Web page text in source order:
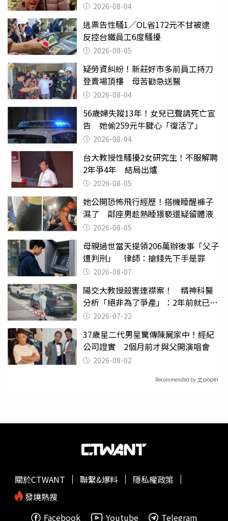
2026-08-04
逃票告性騷1／OL省172元不甘被逮
反控台鐵員工6度騷擾
2026-08-05
疑勞資糾紛！新莊好市多前員工持刀
登賣場頂樓 母苦勸急送醫
2026-08-04
56歲婦失蹤13年！女兒已聲請死亡宣
告 她偷259元牛腱心「復活了」
2026-08-04
台大教授性騷擾2女研究生！不服解聘
2年爭4年 結局出爐
2026-08-05
她公開恐怖飛行經歷！搭機睡醒褲子
濕了 鄰座男趁熟睡猥褻還疑留體液
2026-08-05
母親過世當天提領206萬辦後事「父子
遭判刑」 律師：搶錢先下手是罪
2026-08-07
陽交大教授殺害連襟案！ 精神科醫
分析「絕非為了爭產」：2年前就已言
行詭異
2026-07-22
37歲星二代男星驚傳陳屍家中！經紀
公司證實 2個月前才與父開演唱會
2026-08-02
Recommended by
關於CTWANT 聯繫&爆料
隱私權政策
發燒熱搜
Facebook
Youtube Telegram